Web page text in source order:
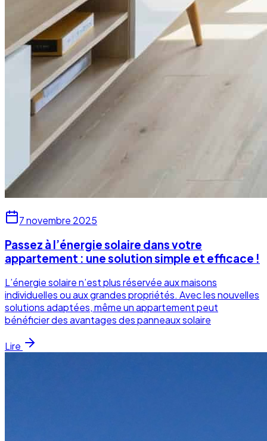
7 novembre 2025
Passez à l’énergie solaire dans votre
appartement : une solution simple et efficace !
L’énergie solaire n’est plus réservée aux maisons
individuelles ou aux grandes propriétés. Avec les nouvelles
solutions adaptées, même un appartement peut
bénéficier des avantages des panneaux solaire
Lire